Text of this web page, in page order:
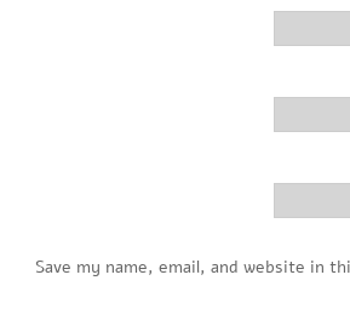
Save my name, email, and website in